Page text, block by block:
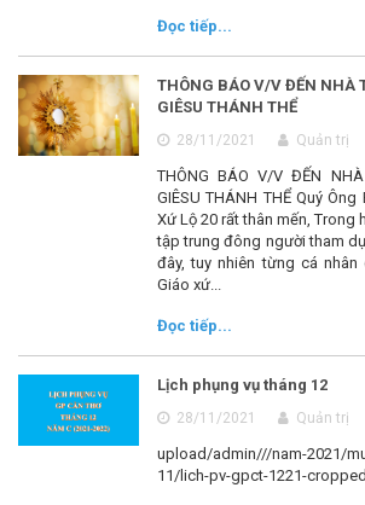
Đọc tiếp...
THÔNG BÁO V/V ĐẾN NHÀ
GIÊSU THÁNH THỂ
28/11/2021 Quản trị
THÔNG BÁO V/V ĐẾN
GIÊSU THÁNH THỂ Quý
Xứ Lộ 20 rất thân mến, Trong
tập trung đông người tham
đây, tuy nhiên từng cá
Giáo xứ...
Đọc tiếp...
Lịch phụng vụ tháng 12
28/11/2021 Quản trị
upload/admin///nam-2021/
11/lich-pv-gpct-1221-